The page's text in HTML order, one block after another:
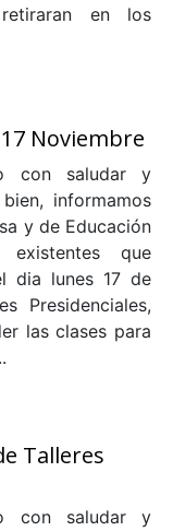
en los
Noviembre
con saludar y
informamos
y de Educación
existentes que
dia lunes 17 de
Presidenciales,
las clases para
Talleres
con saludar y